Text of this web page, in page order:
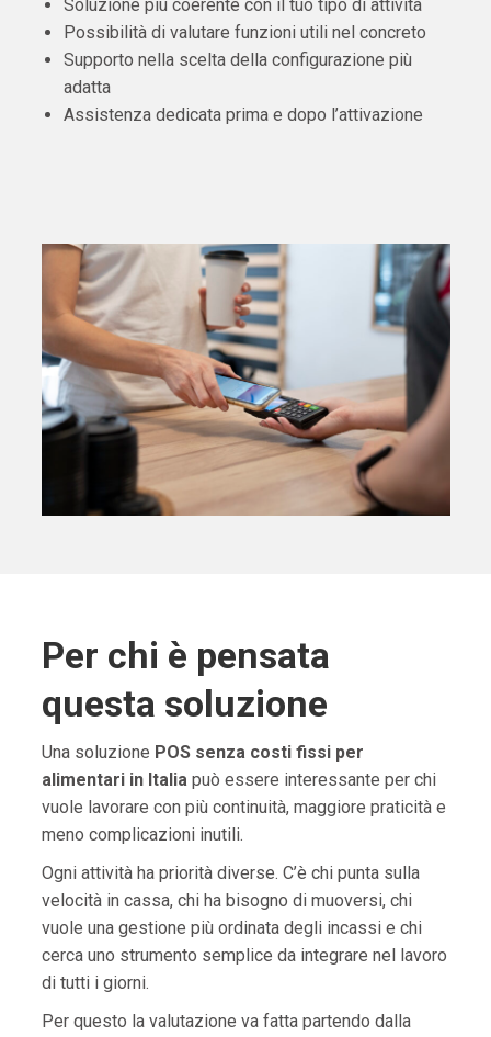
Soluzione più coerente con il tuo tipo di attività
Possibilità di valutare funzioni utili nel concreto
Supporto nella scelta della configurazione più
adatta
Assistenza dedicata prima e dopo l’attivazione
Per chi è pensata
questa soluzione
Una soluzione POS senza costi fissi per
alimentari in Italiapuò essere interessante per chi
vuole lavorare con più continuità, maggiore praticità e
meno complicazioni inutili.
Ogni attività ha priorità diverse. C’è chi punta sulla
velocità in cassa, chi ha bisogno di muoversi, chi
vuole una gestione più ordinata degli incassi e chi
cerca uno strumento semplice da integrare nel lavoro
di tutti i giorni.
Per questo la valutazione va fatta partendo dalla